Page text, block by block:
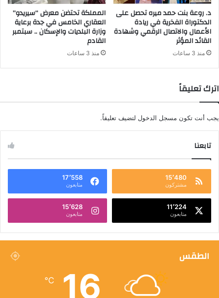
د. روعة بنت حمد ميره تحصل على
الدكتوراة الفخرية في ريادة
الأعمال والاتصال الرقمي وشهادة
القائد المؤثر
منذ 3 ساعات
المملكة تحتضن معرض “سيريدو”
العقاري الخامس في جدة برعاية
وزارة البلديات والإسكان .. سبتمبر
القادم
منذ 3 ساعات
اترك تعليقاً
يجب أنت تكون مسجل الدخول لتضيف تعليقاً.
تابعنا
15٬480
مشتركون
17٬558
متابعون
11٬224
متابعون
15٬628
متابعون
الطقس
16
℃